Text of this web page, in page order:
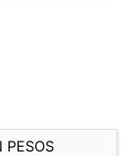
PESOS